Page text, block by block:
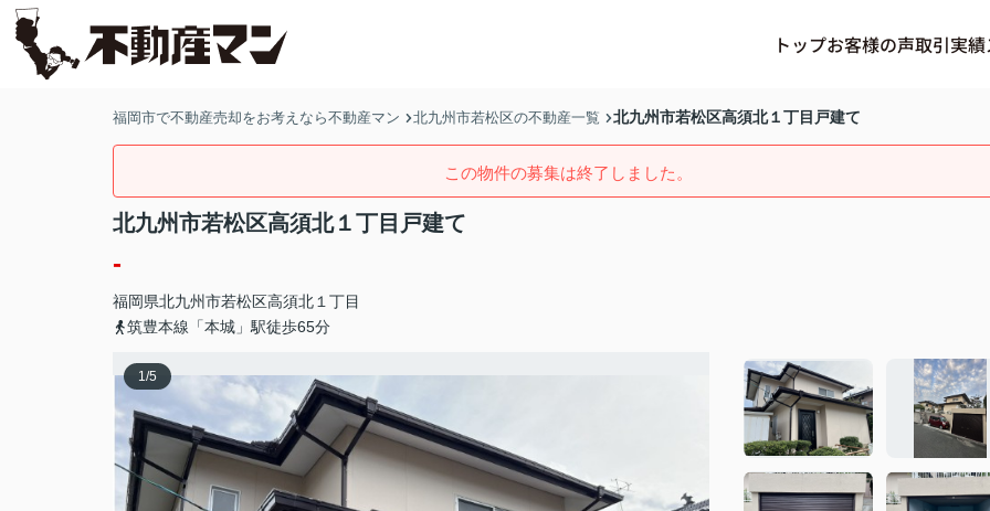
トップお客様の声取引実績
福岡市で不動産売却をお考えなら不動産マン 北九州市若松区の不動産一覧 北九州市若松区高須北１丁目戸建て
この物件の募集は終了しました。
北九州市若松区高須北１丁目戸建て
-
福岡県北九州市若松区高須北 １丁目
筑豊本線「本城」駅徒歩65分
1/5